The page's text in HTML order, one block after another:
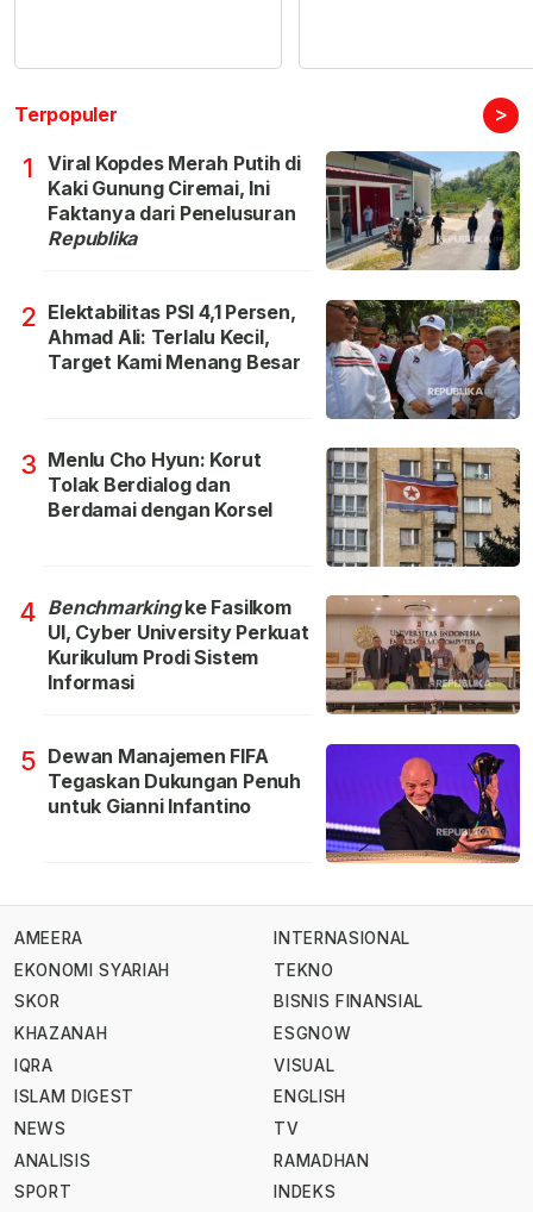
Terpopuler >
1
Viral Kopdes Merah Putih di
Kaki Gunung Ciremai, Ini
Faktanya dari Penelusuran
Republika
2 Elektabilitas PSI 4,1 Persen,
Ahmad Ali: Terlalu Kecil,
Target Kami Menang Besar
3 Menlu Cho Hyun: Korut
Tolak Berdialog dan
Berdamai dengan Korsel
4 Benchmarkingke Fasilkom
UI, Cyber University Perkuat
Kurikulum Prodi Sistem
Informasi
5 Dewan Manajemen FIFA
Tegaskan Dukungan Penuh
untuk Gianni Infantino
AMEERA
EKONOMI SYARIAH
SKOR
KHAZANAH
IQRA
ISLAM DIGEST
NEWS
ANALISIS
SPORT
INTERNASIONAL
TEKNO
BISNIS FINANSIAL
ESGNOW
VISUAL
ENGLISH
TV
RAMADHAN
INDEKS